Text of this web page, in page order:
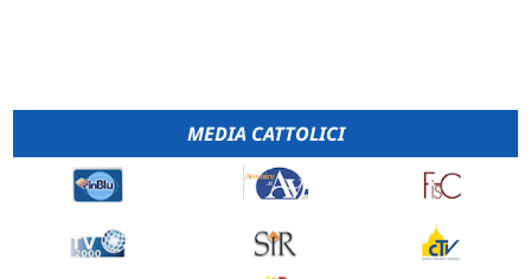
MEDIA CATTOLICI